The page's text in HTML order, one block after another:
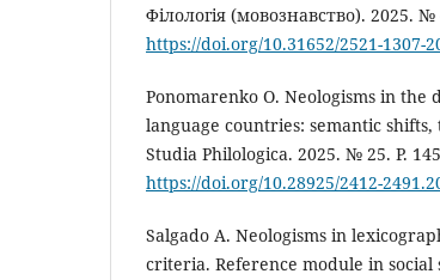
Філологія (мовознавство). 2025. №
https://doi.org/10.31652/2521-1307-
Ponomarenko O. Neologisms in
language countries: semantic
Studia Philologica. 2025. № 25. P.
https://doi.org/10.28925/2412-
Salgado A. Neologisms in
criteria. Reference module in social